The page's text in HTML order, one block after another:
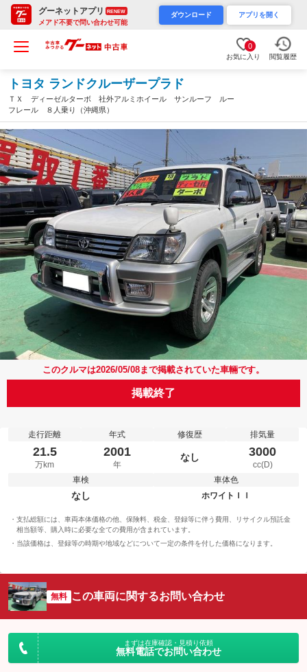
グーネットアプリ RENEW
メアド不要で問い合わせ可能
ダウンロード アプリを開く
0
お気に入り 閲覧履歴
トヨタ ランドクルーザープラド
ＴＸ ディーゼルターボ 社外アルミホイール サンルーフ ルー
フレール ８人乗り（沖縄県）
このクルマは2026/05/08まで掲載されていた車輛です。
掲載終了
走行距離
21.5
万km
年式
2001
年
修復歴
なし
排気量
3000
cc(D)
車検
なし
車体色
ホワイトＩＩ
支払総額には、車両本体価格の他、保険料、税金、登録等に伴う費用、リサイクル預託金
相当額等、購入時に必要な全ての費用が含まれています。
当該価格は、登録等の時期や地域などについて一定の条件を付した価格になります。
無料 この車両に関するお問い合わせ
まずは在庫確認・見積り依頼
無料電話でお問い合わせ